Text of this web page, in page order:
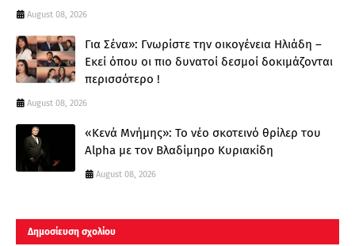
August 08, 2026
Για Σένα»: Γνωρίστε την οικογένεια Ηλιάδη –
Εκεί όπου οι πιο δυνατοί δεσμοί δοκιμάζονται
περισσότερο !
August 08, 2026
«Κενά Μνήμης»: Το νέο σκοτεινό θρίλερ του
Alpha με τον Βλαδίμηρο Κυριακίδη
August 08, 2026
Δημοσίευση σχολίου